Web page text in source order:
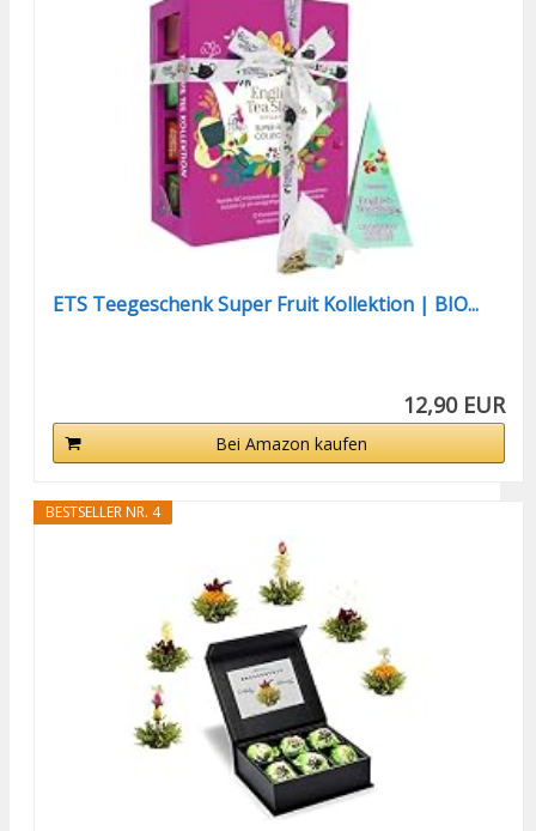
ETS Teegeschenk Super Fruit Kollektion | BIO...
12,90 EUR
Bei Amazon kaufen
BESTSELLER NR. 4